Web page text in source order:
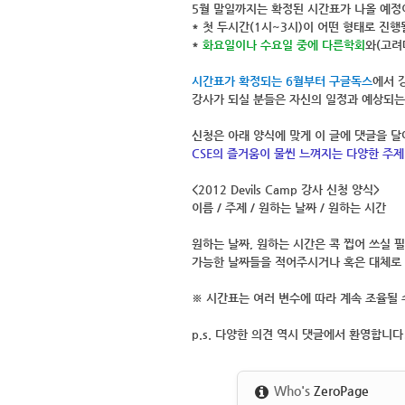
5월 말일까지는 확정된 시간표가 나올 예
* 첫 두시간(1시~3시)이 어떤 형태로 진행
* 화요일이나 수요일 중에 다른학회 와(고
시간표가 확정되는 6월부터 구글독스에서
강사가 되실 분들은 자신의 일정과 예상되
신청은 아래 양식에 맞게 이 글에 댓글을 달
CSE의 즐거움이 물씬 느껴지는 다양한 주제
<2012 Devils Camp 강사 신청 양식>
이름 / 주제 / 원하는 날짜 / 원하는 시간
원하는 날짜, 원하는 시간은 콕 찝어 쓰실
가능한 날짜들을 적어주시거나 혹은 대체
※ 시간표는 여러 변수에 따라 계속 조율될
p.s. 다양한 의견 역시 댓글에서 환영합니
Who's ZeroPage